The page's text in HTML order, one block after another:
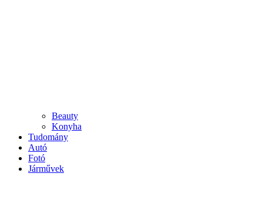
Beauty
Konyha
Tudomány
Autó
Fotó
Járművek